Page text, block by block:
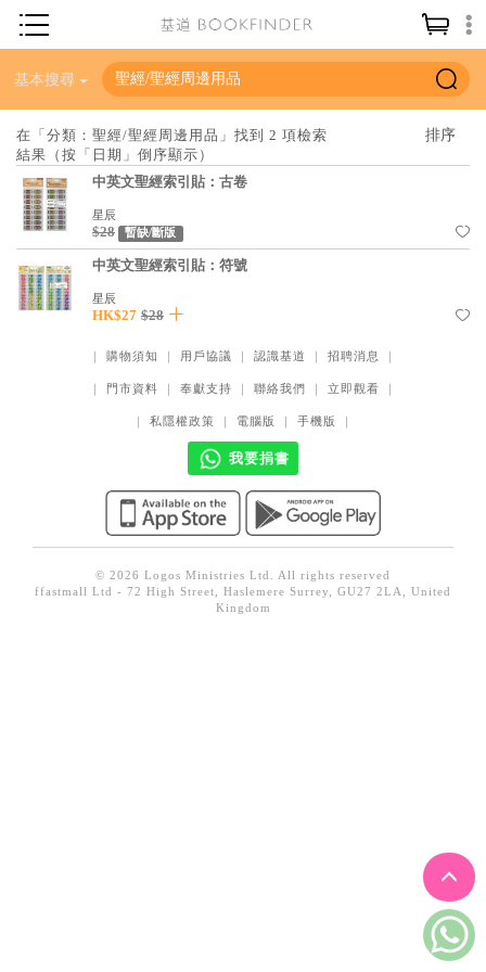
神學／教義
聖經
信仰入門
教會歷史
靈修／禱告
信徒生活
教會事工
分齡牧養
社會／倫理
見證／傳記
文藝／勵志
童書
基本搜尋
在「分類：聖經/聖經周邊用品」找到 2 項檢索
結果（按「日期」倒序顯示）
中英文聖經索引貼：古卷
星辰
$28 暫缺/斷版
中英文聖經索引貼：符號
星辰
HK$27 $28
｜ 購物須知 ｜ 用戶協議 ｜ 認識基道 ｜ 招聘消息 ｜
｜ 門市資料 ｜ 奉獻支持 ｜ 聯絡我們 ｜ 立即觀看 ｜
｜ 私隱權政策 ｜ 電腦版 ｜ 手機版 ｜
我要捐書
© 2026 Logos Ministries Ltd. All rights reserved
ffastmall Ltd - 72 High Street, Haslemere Surrey, GU27 2LA, United
Kingdom